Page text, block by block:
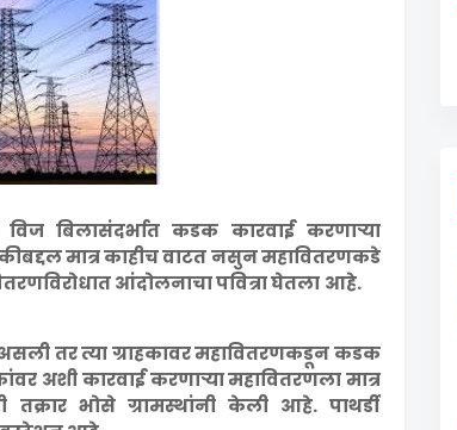
बिलासंदर्भात कडक कारवाई करणाऱ्या
मात्र काहीच वाटत नसुन महावितरणकडे
आंदोलनाचा पवित्रा घेतला आहे.
तर त्या ग्राहकावर महावितरणकडून कडक
अशी कारवाई करणाऱ्या महावितरणला मात्र
भोसे ग्रामस्थांनी केली आहे. पाथर्डी